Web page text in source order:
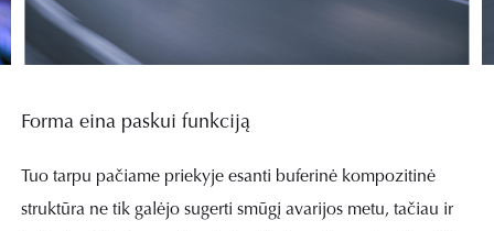
Forma eina paskui funkciją
Tuo tarpu pačiame priekyje esanti buferinė kompozitinė
struktūra ne tik galėjo sugerti smūgį avarijos metu, tačiau ir